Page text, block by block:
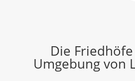
Die
Umgebung von